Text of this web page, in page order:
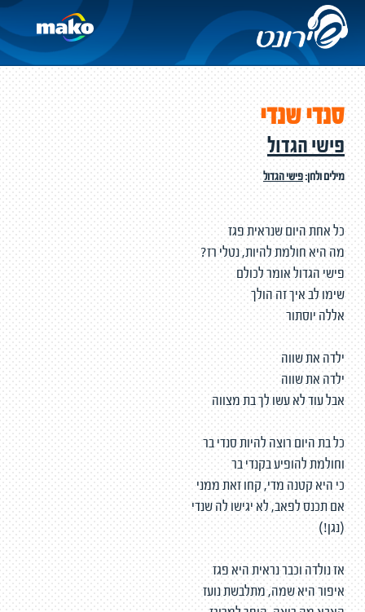
סנדי שנדי
פישי הגדול
מילים ולחן:פישי הגדול
כל אחת היום שנראית פגז
מה היא חולמת להיות, נטלי רז?
פישי הגדול אומר לכולם
שימו לב איך זה הולך
אללה יוסתור
ילדה את שווה
ילדה את שווה
אבל עוד לא עשו לך בת מצווה
כל בת היום רוצה להיות סנדי בר
וחולמת להופיע בקנדי בר
כי היא קטנה מדי, קחו זאת ממני
אם תכנס לפאב, לא יגישו לה שנדי
(נגן!)
אז נולדה וכבר נראית היא פגז
איפור היא שמה, מתלבשת נועז